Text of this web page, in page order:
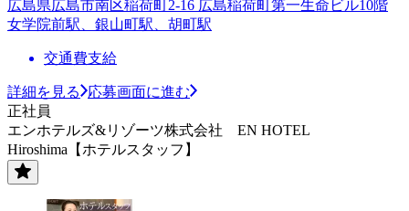
広島県広島市南区稲荷町2-16 広島稲荷町第一生命ビル10階
女学院前駅、銀山町駅、胡町駅
交通費支給
詳細を見る
応募画面に進む
正社員
エンホテルズ&リゾーツ株式会社 EN HOTEL
Hiroshima【ホテルスタッフ】